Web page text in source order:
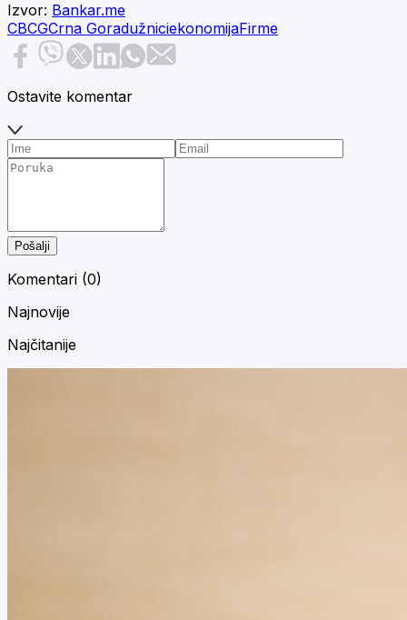
Izvor: Bankar.me
CBCGCrna GoradužniciekonomijaFirme
Ostavite komentar
Pošalji
Komentari (0)
Najnovije
Najčitanije